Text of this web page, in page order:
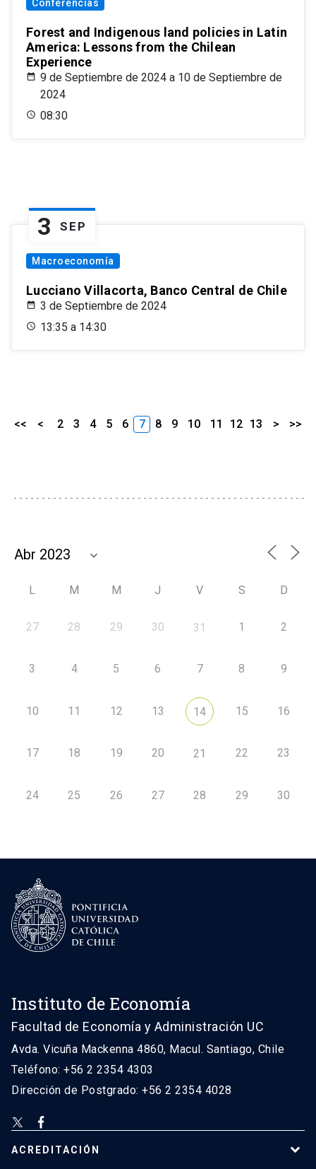
Conferencias
Forest and Indigenous land policies in Latin
America: Lessons from the Chilean
Experience
9 de Septiembre de 2024 a 10 de Septiembre de
2024
08:30
3 SEP
Macroeconomía
Lucciano Villacorta, Banco Central de Chile
3 de Septiembre de 2024
13:35 a 14:30
<< < 2 3 4 5 6 7 8 9 10 11 12 13 > >>
L M M J V S D
27 28 29 30 31 1 2
3 4 5 6 7 8 9
10 11 12 13 14 15 16
17 18 19 20 21 22 23
24 25 26 27 28 29 30
Instituto de Economía
Facultad de Economía y Administración UC
Avda. Vicuña Mackenna 4860, Macul. Santiago, Chile
Teléfono: +56 2 2354 4303
Dirección de Postgrado: +56 2 2354 4028
ACREDITACIÓN